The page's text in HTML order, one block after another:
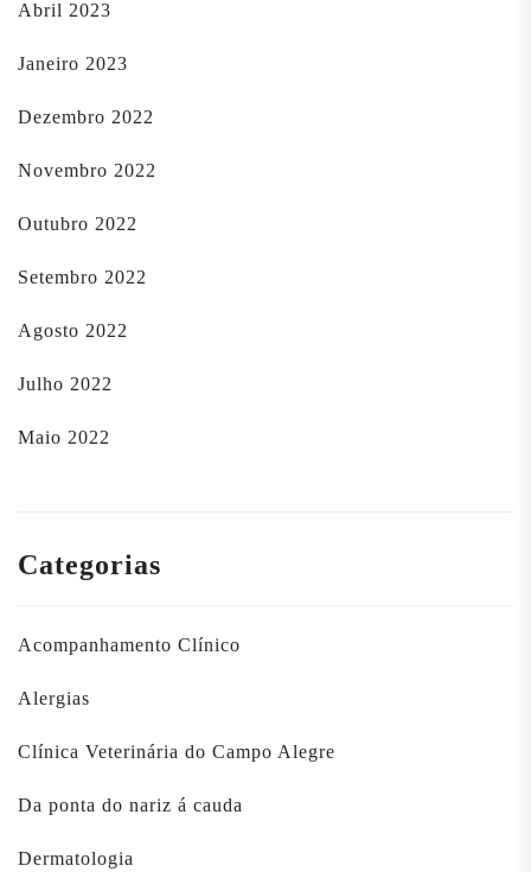
Abril 2023
Janeiro 2023
Dezembro 2022
Novembro 2022
Outubro 2022
Setembro 2022
Agosto 2022
Julho 2022
Maio 2022
Categorias
Acompanhamento Clínico
Alergias
Clínica Veterinária do Campo Alegre
Da ponta do nariz á cauda
Dermatologia